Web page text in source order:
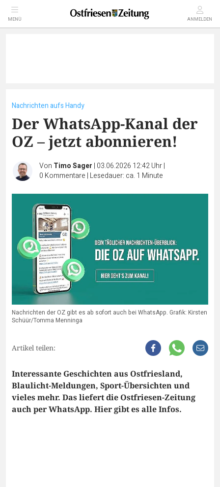
MENÜ ANMELDEN
Nachrichten aufs Handy
Der WhatsApp-Kanal der
OZ – jetzt abonnieren!
Von Timo Sager | 03.06.2026 12:42 Uhr|
0 Kommentare | Lesedauer: ca. 1 Minute
Nachrichten der OZ gibt es ab sofort auch bei WhatsApp. Grafik: Kirsten
Schüür/Tomma Menninga
Artikel teilen:
Interessante Geschichten aus Ostfriesland,
Blaulicht-Meldungen, Sport-Übersichten und
vieles mehr. Das liefert die Ostfriesen-Zeitung
auch per WhatsApp. Hier gibt es alle Infos.